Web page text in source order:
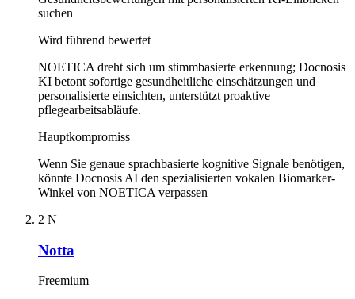
suchen
Wird führend bewertet
NOETICA dreht sich um stimmbasierte erkennung; Docnosis
KI betont sofortige gesundheitliche einschätzungen und
personalisierte einsichten, unterstützt proaktive
pflegearbeitsabläufe.
Hauptkompromiss
Wenn Sie genaue sprachbasierte kognitive Signale benötigen,
könnte Docnosis AI den spezialisierten vokalen Biomarker-
Winkel von NOETICA verpassen
2 N
Notta
Freemium